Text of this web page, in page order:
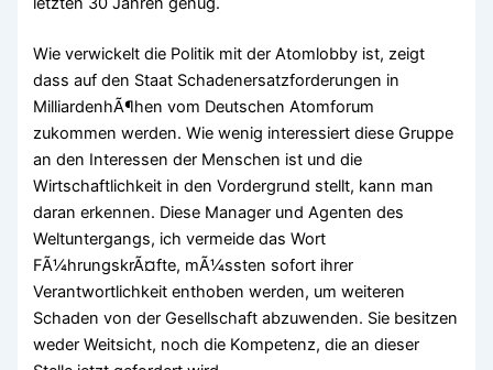
Wie verwickelt die Politik mit der Atomlobby ist, zeigt
dass auf den Staat Schadenersatzforderungen in
MilliardenhÃ¶hen vom Deutschen Atomforum
zukommen werden. Wie wenig interessiert diese Gruppe
an den Interessen der Menschen ist und die
Wirtschaftlichkeit in den Vordergrund stellt, kann man
daran erkennen. Diese Manager und Agenten des
Weltuntergangs, ich vermeide das Wort
FÃ¼hrungskrÃ¤fte, mÃ¼ssten sofort ihrer
Verantwortlichkeit enthoben werden, um weiteren
Schaden von der Gesellschaft abzuwenden. Sie besitzen
weder Weitsicht, noch die Kompetenz, die an dieser